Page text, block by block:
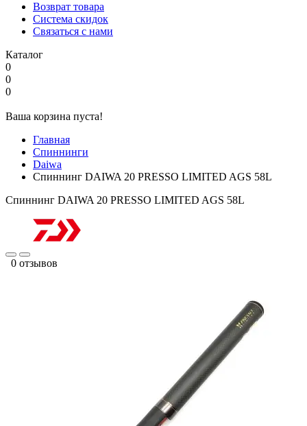
Возврат товара
Система скидок
Связаться с нами
Каталог
0
0
0
Ваша корзина пуста!
Главная
Спиннинги
Daiwa
Спиннинг DAIWA 20 PRESSO LIMITED AGS 58L
Спиннинг DAIWA 20 PRESSO LIMITED AGS 58L
0 отзывов